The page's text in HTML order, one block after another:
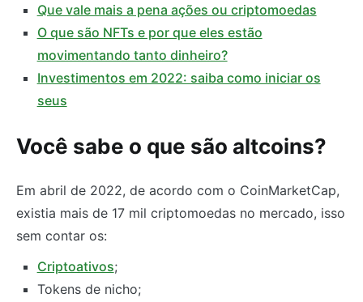
Que vale mais a pena ações ou criptomoedas
O que são NFTs e por que eles estão
movimentando tanto dinheiro?
Investimentos em 2022: saiba como iniciar os
seus
Você sabe o que são altcoins?
Em abril de 2022, de acordo com o CoinMarketCap,
existia mais de 17 mil criptomoedas no mercado, isso
sem contar os:
Criptoativos;
Tokens de nicho;